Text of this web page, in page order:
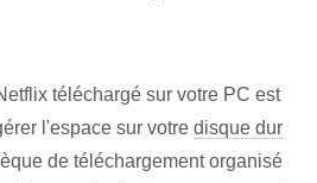
téléchargé sur votre ‌PC est
l'espace sur⁣ votre disque dur
de téléchargement organisé